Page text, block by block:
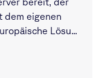
dem eigenen
Lösu...